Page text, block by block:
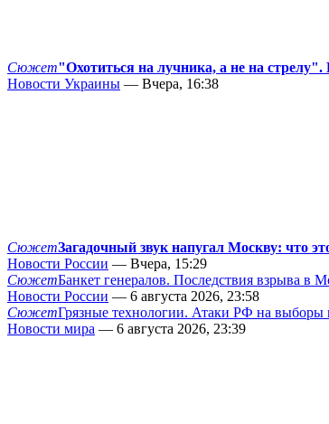
Сюжет"Охотиться на лучника, а не на
Новости Украины — Вчера, 16:38
СюжетЗагадочный звук напугал Москву: что
Новости России — Вчера, 15:29
СюжетБанкет генералов. Последствия взрыва в
Новости России — 6 августа 2026, 23:58
СюжетГрязные технологии. Атаки РФ на
Новости мира — 6 августа 2026, 23:39